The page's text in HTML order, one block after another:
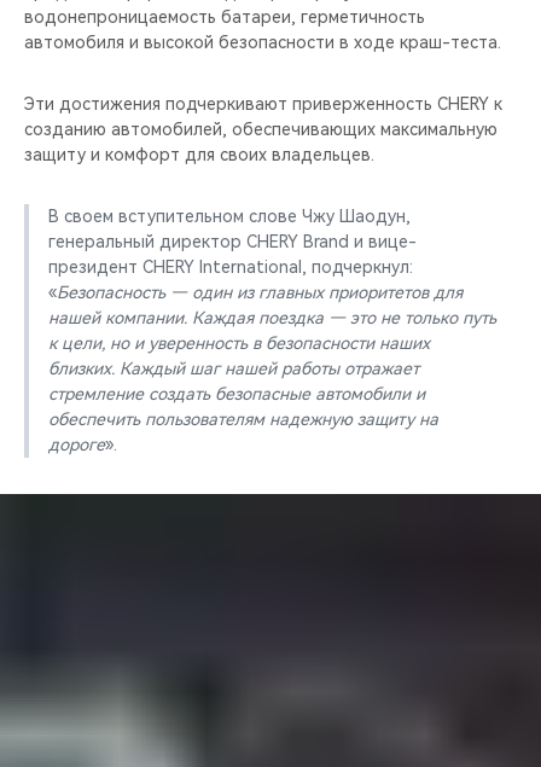
водонепроницаемость батареи, герметичность
автомобиля и высокой безопасности в ходе краш-теста.
Эти достижения подчеркивают приверженность CHERY к
созданию автомобилей, обеспечивающих максимальную
защиту и комфорт для своих владельцев.
В своем вступительном слове Чжу Шаодун,
генеральный директор CHERY Brand и вице-
президент CHERY International, подчеркнул:
«Безопасность — один из главных приоритетов для
нашей компании. Каждая поездка — это не только путь
к цели, но и уверенность в безопасности наших
близких. Каждый шаг нашей работы отражает
стремление создать безопасные автомобили и
обеспечить пользователям надежную защиту на
дороге».